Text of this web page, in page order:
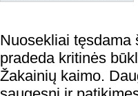
Nuosekliai tęsdama
pradeda kritinės
Žakainių kaimo.